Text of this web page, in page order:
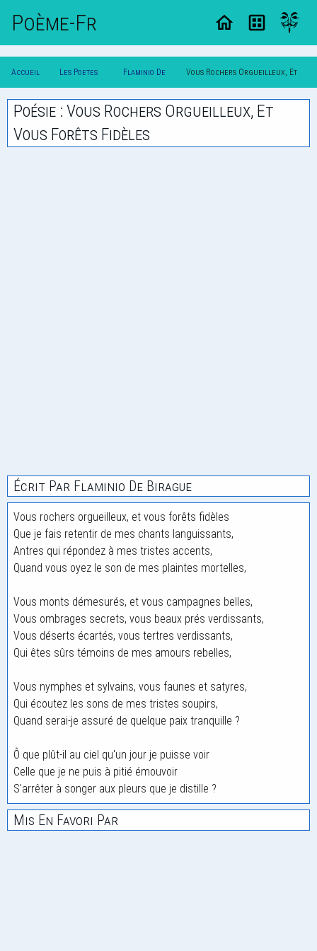
Poème-Fr
Accueil
Poesie
Les Poetes
Classique
Flaminio De Vous Rochers Orgueilleux, Et
Poésie : Vous Rochers Orgueilleux, Et
Vous Forêts Fidèles
Écrit Par Flaminio De Birague
Vous rochers orgueilleux, et vous forêts fidèles
Que je fais retentir de mes chants languissants,
Antres qui répondez à mes tristes accents,
Quand vous oyez le son de mes plaintes mortelles,
Vous monts démesurés, et vous campagnes belles,
Vous ombrages secrets, vous beaux prés verdissants,
Vous déserts écartés, vous tertres verdissants,
Qui êtes sûrs témoins de mes amours rebelles,
Vous nymphes et sylvains, vous faunes et satyres,
Qui écoutez les sons de mes tristes soupirs,
Quand serai-je assuré de quelque paix tranquille ?
Ô que plût-il au ciel qu'un jour je puisse voir
Celle que je ne puis à pitié émouvoir
S'arrêter à songer aux pleurs que je distille ?
Mis En Favori Par